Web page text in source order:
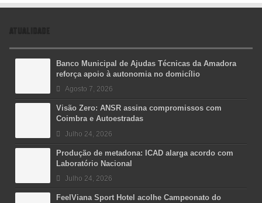
ATUALIDADE
Banco Municipal de Ajudas Técnicas da Amadora
reforça apoio à autonomia no domicílio
Agosto 7, 2026
Visão Zero: ANSR assina compromissos com
Coimbra e Autoestradas
Julho 24, 2026
Produção de metadona: ICAD alarga acordo com
Laboratório Nacional
Julho 24, 2026
FeelViana Sport Hotel acolhe Campeonato do